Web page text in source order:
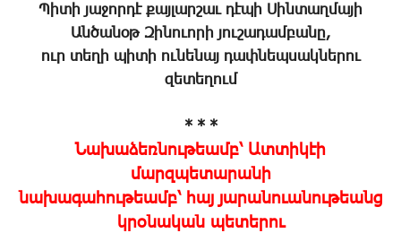
Պիտի յաջորդէ քայլարշաւ դէպի Սինտաղմայի
Անծանօթ Զինուորի յուշադամբանը,
ուր տեղի պիտի ունենայ դափնեպսակներու
զետեղում
* * *
Նախաձեռնութեամբ՝ Ատտիկէի
մարզպետարանի
նախագահութեամբ՝ հայ յարանուանութեանց
կրօնական պետերու